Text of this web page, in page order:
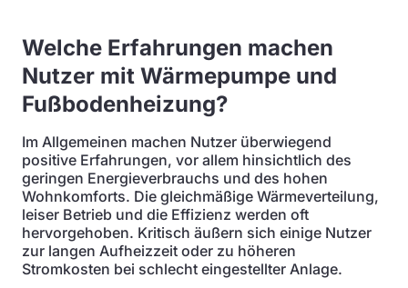
Welche Erfahrungen machen
Nutzer mit Wärmepumpe und
Fußbodenheizung?
Im Allgemeinen machen Nutzer überwiegend
positive Erfahrungen, vor allem hinsichtlich des
geringen Energieverbrauchs und des hohen
Wohnkomforts. Die gleichmäßige Wärmeverteilung,
leiser Betrieb und die Effizienz werden oft
hervorgehoben. Kritisch äußern sich einige Nutzer
zur langen Aufheizzeit oder zu höheren
Stromkosten bei schlecht eingestellter Anlage.